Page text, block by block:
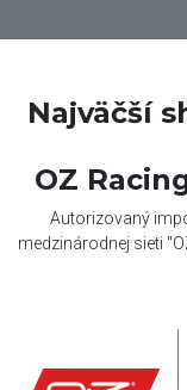
Najväčší
OZ
Autorizovaný
medzinárodnej sieti